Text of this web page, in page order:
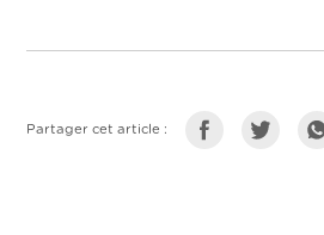
Partager cet article :